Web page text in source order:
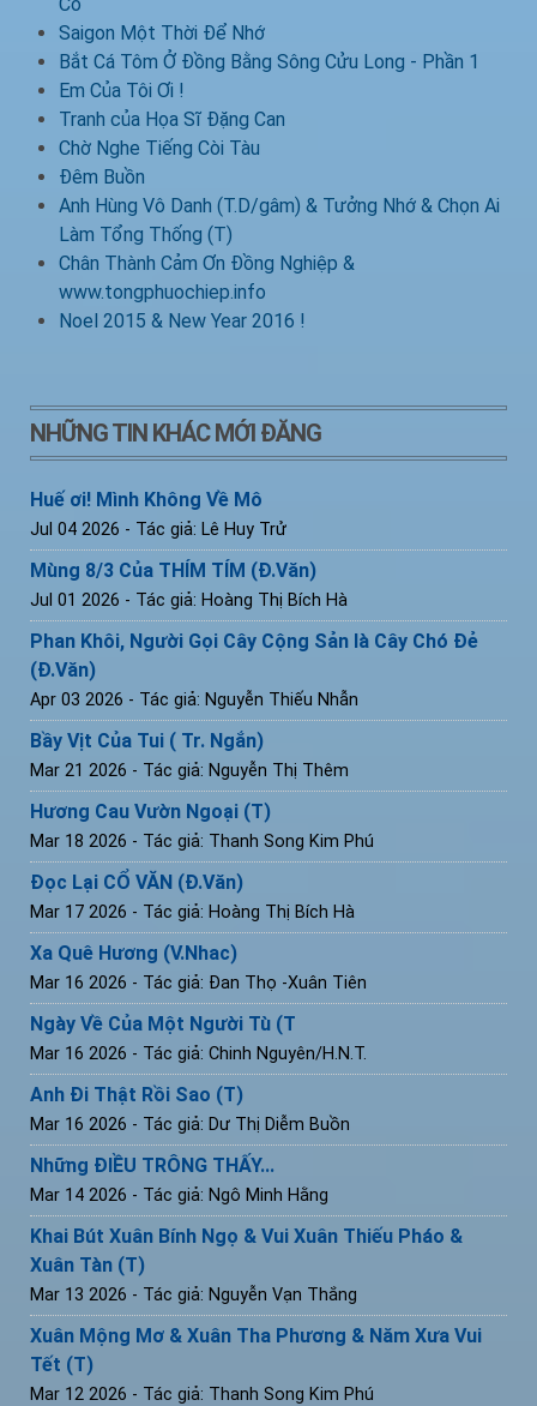
Cố
Saigon Một Thời Để Nhớ
Bắt Cá Tôm Ở Đồng Bằng Sông Cửu Long - Phần 1
Em Của Tôi Ơi !
Tranh của Họa Sĩ Đặng Can
Chờ Nghe Tiếng Còi Tàu
Đêm Buồn
Anh Hùng Vô Danh (T.D/gâm) & Tưởng Nhớ & Chọn Ai
Làm Tổng Thống (T)
Chân Thành Cảm Ơn Đồng Nghiệp &
www.tongphuochiep.info
Noel 2015 & New Year 2016 !
NHỮNG TIN KHÁC MỚI ĐĂNG
Huế ơi! Mình Không Về Mô
Jul 04 2026 - Tác giả: Lê Huy Trử
Mùng 8/3 Của THÍM TÍM (Đ.Văn)
Jul 01 2026 - Tác giả: Hoàng Thị Bích Hà
Phan Khôi, Người Gọi Cây Cộng Sản là Cây Chó Đẻ
(Đ.Văn)
Apr 03 2026 - Tác giả: Nguyễn Thiếu Nhẫn
Bầy Vịt Của Tui ( Tr. Ngắn)
Mar 21 2026 - Tác giả: Nguyễn Thị Thêm
Hương Cau Vườn Ngoại (T)
Mar 18 2026 - Tác giả: Thanh Song Kim Phú
Đọc Lại CỔ VĂN (Đ.Văn)
Mar 17 2026 - Tác giả: Hoàng Thị Bích Hà
Xa Quê Hương (V.Nhac)
Mar 16 2026 - Tác giả: Đan Thọ -Xuân Tiên
Ngày Về Của Một Người Tù (T
Mar 16 2026 - Tác giả: Chinh Nguyên/H.N.T.
Anh Đi Thật Rồi Sao (T)
Mar 16 2026 - Tác giả: Dư Thị Diễm Buồn
Những ĐIỀU TRÔNG THẤY...
Mar 14 2026 - Tác giả: Ngô Minh Hằng
Khai Bút Xuân Bính Ngọ & Vui Xuân Thiếu Pháo &
Xuân Tàn (T)
Mar 13 2026 - Tác giả: Nguyễn Vạn Thắng
Xuân Mộng Mơ & Xuân Tha Phương & Năm Xưa Vui
Tết (T)
Mar 12 2026 - Tác giả: Thanh Song Kim Phú